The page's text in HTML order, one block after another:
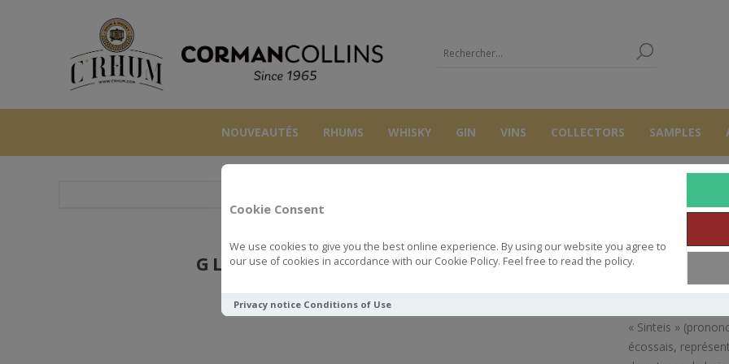
Cookie Consent
We use cookies to give you the best online experience. By using our website you agree to
our use of cookies in accordance with our Cookie Policy. Feel free to read the policy.
Privacy notice Conditions of Use
NOUVEAUTÉS RHUMS WHISKY GIN VINS COLLECTORS SAMPLES
GLENALLACHIE SINTEIS N°1 2014 CHINQUAPIN
« Sinteis »
écossais,